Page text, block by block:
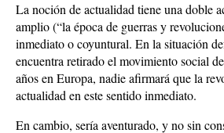
La noción de actualidad tiene una doble
amplio (“la época de guerras y
inmediato o coyuntural. En la situación
encuentra retirado el movimiento social
años en Europa, nadie afirmará que la
actualidad en este sentido inmediato.
En cambio, sería aventurado, y no sin